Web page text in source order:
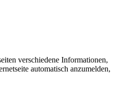
verschiedene Informationen,
automatisch anzumelden,